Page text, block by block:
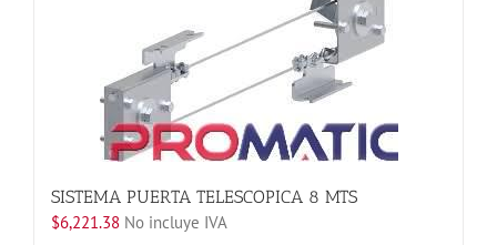
opciones
se
pueden
elegir
en
página
de
SISTEMA PUERTA TELESCOPICA 8 MTS
$6,221.38 No incluye IVA